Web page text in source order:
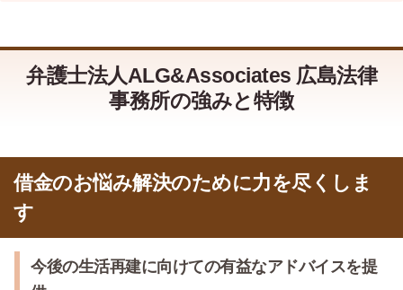
弁護士法人ALG&Associates 広島法律
事務所の強みと特徴
借金のお悩み解決のために力を尽くしま
す
今後の生活再建に向けての有益なアドバイスを提